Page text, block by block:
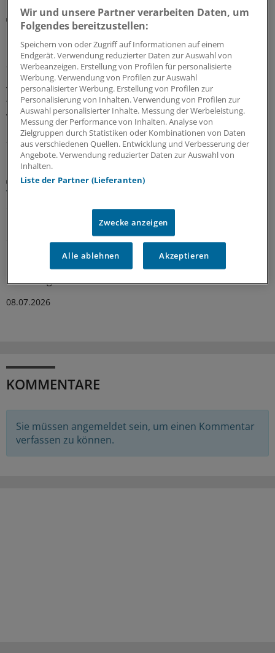
Ergebnisse einer Vergleichsstudie
CT-Kolonografie oder FIT: Welches Verfahren
Darmkrebs früher aufspürt
Sollte beim Darmkrebs-Screening auf die CT-
Kolonografie oder auf den fäkalen immunochemischen
Test auf okkultes Blut gesetzt werden? Ein italienisches
Team hat die diagnostischen Fähigkeiten der beiden
Verfahren verglichen.
28.07.2026
Daten nach 23 Jahren Follow-up
Wie wirksam ist eine Darmkrebsvorsorge mittels
einmaliger Sigmoidoskopie?
Ein Screeningprogramm, für das Personen zu einer
einmaligen Sigmoidoskopie eingeladen werden, kann die
Darmkrebsinzidenz senken. Dafür sprechen
Langzeitdaten aus Norwegen. Was bedeutet das für das
Screening hierzulande?
08.07.2026
KOMMENTARE
Sie müssen angemeldet sein, um einen Kommentar
verfassen zu können.
Wir und unsere Partner verarbeiten Daten, um
Folgendes bereitzustellen:
Speichern von oder Zugriff auf Informationen auf einem
Endgerät. Verwendung reduzierter Daten zur Auswahl von
Werbeanzeigen. Erstellung von Profilen für personalisierte
Werbung. Verwendung von Profilen zur Auswahl
personalisierter Werbung. Erstellung von Profilen zur
Personalisierung von Inhalten. Verwendung von Profilen zur
Auswahl personalisierter Inhalte. Messung der Werbeleistung.
Messung der Performance von Inhalten. Analyse von
Zielgruppen durch Statistiken oder Kombinationen von Daten
aus verschiedenen Quellen. Entwicklung und Verbesserung der
Angebote. Verwendung reduzierter Daten zur Auswahl von
Inhalten.
Liste der Partner (Lieferanten)
Zwecke anzeigen
Alle ablehnen Akzeptieren